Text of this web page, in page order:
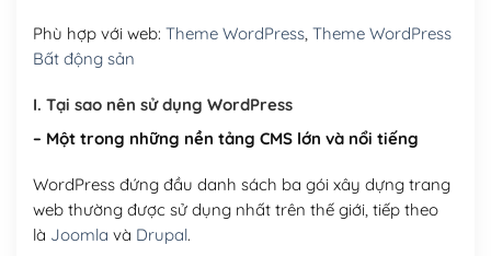
Hosting 5GB SSD (1 năm)
Hosting 8GB SSD (1 năm)
Phù hợp với web: Theme WordPress, Theme WordPress
Bất động sản
I. Tại sao nên sử dụng WordPress
– Một trong những nền tảng CMS lớn và nổi tiếng
WordPress đứng đầu danh sách ba gói xây dựng trang
web thường được sử dụng nhất trên thế giới, tiếp theo
là Joomla và Drupal.